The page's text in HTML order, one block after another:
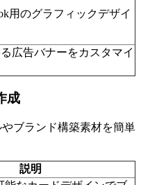
用のグラフィックデザイ
広告バナーをカスタマイ
成
ブランド構築素材を簡単
説明